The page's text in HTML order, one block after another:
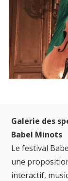
Galerie des
Babel Minots
Le festival
une
interactif,